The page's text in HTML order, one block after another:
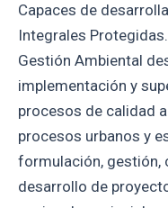
Capaces de
Integrales
Gestión Ambiental
implementación y
procesos de calidad
procesos urbanos y
formulación, gestión,
desarrollo de